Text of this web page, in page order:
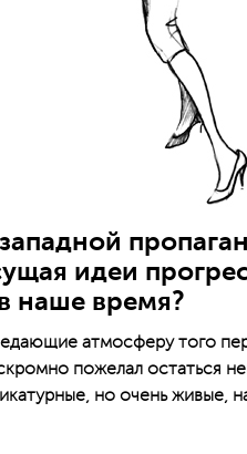
западной
идеи
наше время?
атмосферу того
пожелал остаться
но очень живые,